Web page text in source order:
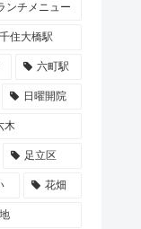
ンチメニュー
千住大橋駅
六町駅
日曜開院
木
足立区
花畑